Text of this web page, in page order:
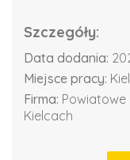
Szczegóły:
Data dodania:
Miejsce pracy:
Firma: Powiatowe
Kielcach